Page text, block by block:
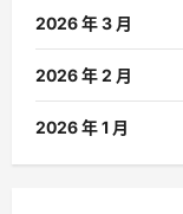
2026 年 3 月
2026 年 2 月
2026 年 1 月